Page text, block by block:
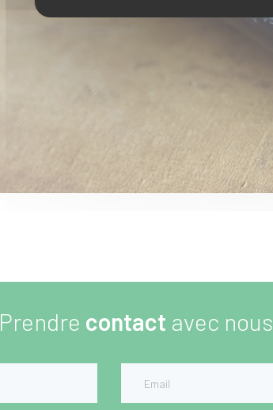
Prendre contact avec nous